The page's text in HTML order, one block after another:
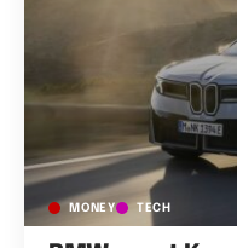
MONEY TECH